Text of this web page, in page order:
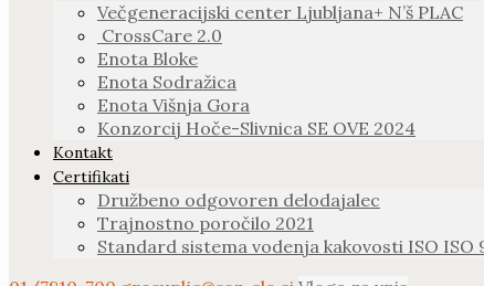
Večgeneracijski center Ljubljana+ N’š PLAC
CrossCare 2.0
Enota Bloke
Enota Sodražica
Enota Višnja Gora
Konzorcij Hoče-Slivnica SE OVE 2024
Kontakt
Certifikati
Družbeno odgovoren delodajalec
Trajnostno poročilo 2021
Standard sistema vodenja kakovosti ISO ISO